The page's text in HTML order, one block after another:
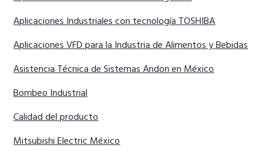
Aplicaciones Industriales con tecnología TOSHIBA
Aplicaciones VFD para la Industria de Alimentos y Bebidas
Asistencia Técnica de Sistemas Andon en México
Bombeo Industrial
Calidad del producto
Mitsubishi Electric México